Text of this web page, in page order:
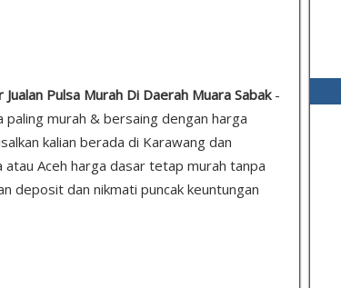
Pulsa Murah Di Daerah Muara Sabak-
paling murah & bersaing dengan harga
kalian berada di Karawang dan
Aceh harga dasar tetap murah tanpa
deposit dan nikmati puncak keuntungan